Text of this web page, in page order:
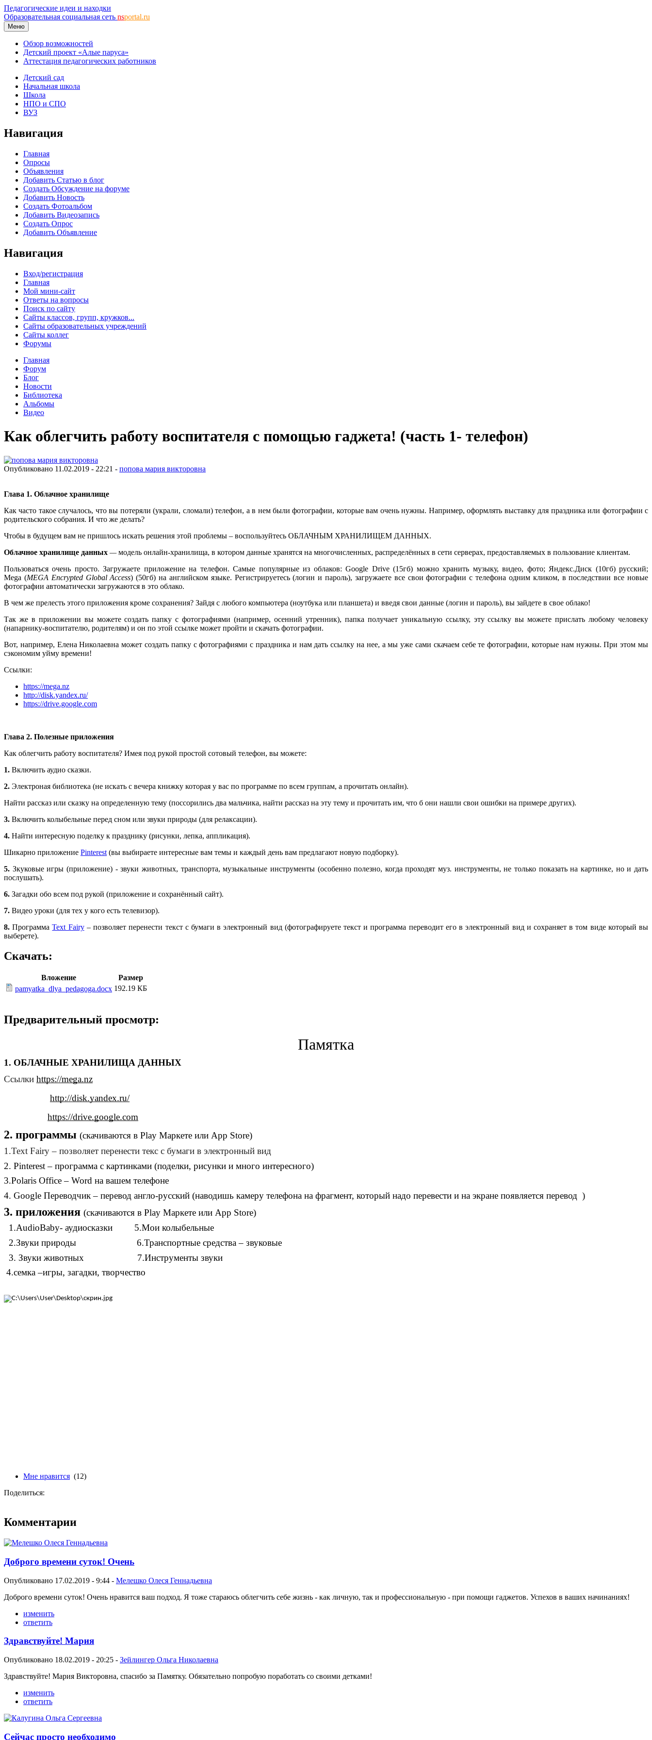
Педагогические идеи и находки
Образовательная социальная сеть nsportal.ru
Меню
Обзор возможностей
Детский проект «Алые паруса»
Аттестация педагогических работников
Детский сад
Начальная школа
Школа
НПО и СПО
ВУЗ
Навигация
Главная
Опросы
Объявления
Добавить Статью в блог
Создать Обсуждение на форуме
Добавить Новость
Создать Фотоальбом
Добавить Видеозапись
Создать Опрос
Добавить Объявление
Навигация
Вход/регистрация
Главная
Мой мини-сайт
Ответы на вопросы
Поиск по сайту
Сайты классов, групп, кружков...
Сайты образовательных учреждений
Сайты коллег
Форумы
Главная
Форум
Блог
Новости
Библиотека
Альбомы
Видео
Как облегчить работу воспитателя с помощью гаджета! (часть 1- телефон)
Опубликовано 11.02.2019 - 22:21 - попова мария викторовна
Глава 1. Облачное хранилище
Как часто такое случалось, что вы потеряли (украли, сломали) телефон, а в нем были фотографии, которые вам очень нужны. Например, оформлять выставку для праздника или фотографии с
родительского собрания. И что же делать?
Чтобы в будущем вам не пришлось искать решения этой проблемы – воспользуйтесь ОБЛАЧНЫМ ХРАНИЛИЩЕМ ДАННЫХ.
Облачное хранилище данных —модель онлайн-хранилища, в котором данные хранятся на многочисленных, распределённых в сети серверах, предоставляемых в пользование клиентам.
Пользоваться очень просто. Загружаете приложение на телефон. Самые популярные из облаков: Google Drive (15гб) можно хранить музыку, видео, фото; Яндекс.Диск (10гб) русский;
Mega (MEGA Encrypted Global Access) (50гб) на английском языке. Регистрируетесь (логин и пароль), загружаете все свои фотографии с телефона одним кликом, в последствии все новые
фотографии автоматически загружаются в это облако.
В чем же прелесть этого приложения кроме сохранения? Зайдя с любого компьютера (ноутбука или планшета) и введя свои данные (логин и пароль), вы зайдете в свое облако!
Так же в приложении вы можете создать папку с фотографиями (например, осенний утренник), папка получает уникальную ссылку, эту ссылку вы можете прислать любому человеку
(напарнику-воспитателю, родителям) и он по этой ссылке может пройти и скачать фотографии.
Вот, например, Елена Николаевна может создать папку с фотографиями с праздника и нам дать ссылку на нее, а мы уже сами скачаем себе те фотографии, которые нам нужны. При этом мы
сэкономим уйму времени!
Ссылки:
https://mega.nz
http://disk.yandex.ru/
https://drive.google.com
Глава 2. Полезные приложения
Как облегчить работу воспитателя? Имея под рукой простой сотовый телефон, вы можете:
1. Включить аудио сказки.
2. Электроная библиотека (не искать с вечера книжку которая у вас по программе по всем группам, а прочитать онлайн).
Найти рассказ или сказку на определенную тему (поссорились два мальчика, найти рассказ на эту тему и прочитать им, что б они нашли свои ошибки на примере других).
3. Включить колыбельные перед сном или звуки природы (для релаксации).
4. Найти интересную поделку к празднику (рисунки, лепка, аппликация).
Шикарно приложение Pinterest (вы выбираете интересные вам темы и каждый день вам предлагают новую подборку).
5. Зкуковые игры (приложение) - звуки животных, транспорта, музыкальные инструменты (особенно полезно, когда проходят муз. инструменты, не только показать на картинке, но и дать
послушать).
6. Загадки обо всем под рукой (приложение и сохранённый сайт).
7. Видео уроки (для тех у кого есть телевизор).
8. ПрограммаText Fairy– позволяет перенести текст с бумаги в электронный вид (фотографируете текст и программа переводит его в электронный вид и сохраняет в том виде который вы
выберете).
Скачать:
Вложение
Размер
pamyatka_dlya_pedagoga.docx 192.19 КБ
Предварительный просмотр:
Памятка
1. ОБЛАЧНЫЕ ХРАНИЛИЩА ДАННЫХ
Ссылки https://mega.nz
http://disk.yandex.ru/
https://drive.google.com
2. программы (скачиваются в Play Маркете или App Store)
1.Text Fairy – позволяет перенести текс с бумаги в электронный вид
2. Pinterest – программа с картинками (поделки, рисунки и много интересного)
3.Polaris Office – Word на вашем телефоне
4. Google Переводчик – перевод англо-русский (наводишь камеру телефона на фрагмент, который надо перевести и на экране появляется перевод )
3. приложения (скачиваются в Play Маркете или App Store)
1.AudioBaby- аудиосказки 5.Мои колыбельные
2.Звуки природы 6.Транспортные средства – звуковые
3. Звуки животных 7.Инструменты звуки
4.семка –игры, загадки, творчество
Мне нравится (12)
Поделиться:
Комментарии
Доброго времени суток! Очень
Опубликовано 17.02.2019 - 9:44 - Мелешко Олеся Геннадьевна
Доброго времени суток! Очень нравится ваш подход. Я тоже стараюсь облегчить себе жизнь - как личную, так и профессиональную - при помощи гаджетов. Успехов в ваших начинаниях!
изменить
ответить
Здравствуйте! Мария
Опубликовано 18.02.2019 - 20:25 - Зейлингер Ольга Николаевна
Здравствуйте! Мария Викторовна, спасибо за Памятку. Обязательно попробую поработать со своими детками!
изменить
ответить
Сейчас просто необходимо